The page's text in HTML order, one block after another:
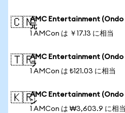
🇨🇳AMC Entertainment (Ondo
元
1 AMCon は ￥17.13 に相当
🇹🇷AMC Entertainment (Ondo
ラ
1 AMCon は ₺121.03 に相当
🇰🇷AMC Entertainment (Ondo
ン
1 AMCon は ₩3,603.9 に相当